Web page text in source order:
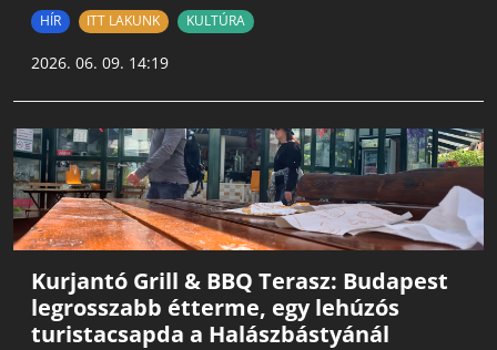
HÍR ITT LAKUNK KULTÚRA
2026. 06. 09. 14:19
Kurjantó Grill & BBQ Terasz: Budapest
legrosszabb étterme, egy lehúzós
turistacsapda a Halászbástyánál